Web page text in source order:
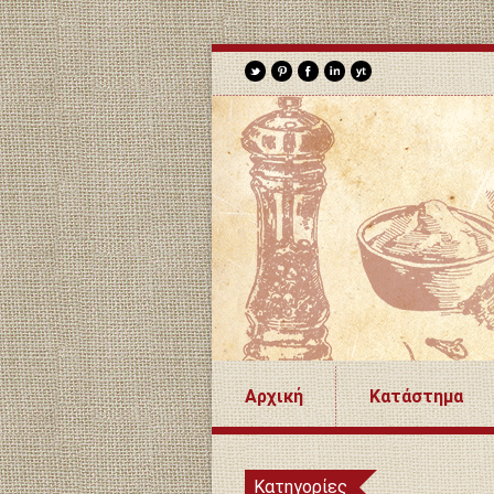
Αρχική Κατάστημα
Κατηγορίες